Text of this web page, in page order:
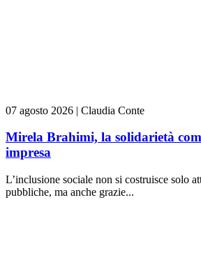
07 agosto 2026 | Claudia Conte
Mirela Brahimi, la solidarietà
impresa
L’inclusione sociale non si costruisce solo
pubbliche, ma anche grazie...